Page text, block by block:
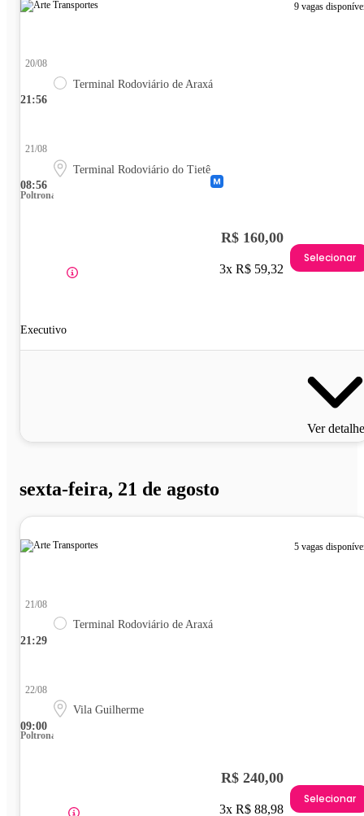
9 vagas
21:56
20/08
Terminal Rodoviário de Araxá
08:56
21/08
Terminal Rodoviário do Tietê
Poltrona
Executivo
R$ 160,00
3x R$ 59,32
Selecionar
Ver
sexta-feira, 21 de agosto
5 vagas
21:29
21/08
Terminal Rodoviário de Araxá
09:00
22/08
Vila Guilherme
Poltrona
R$ 240,00
3x R$ 88,98
Selecionar